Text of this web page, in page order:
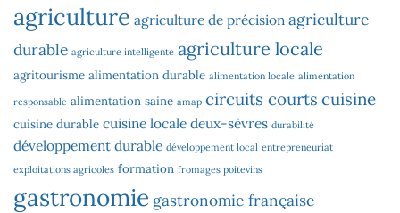
agriculture agriculture de précision agriculture
durable agriculture intelligente agriculture locale
agritourisme alimentation durable alimentation locale alimentation
responsable alimentation saine amap circuits courts cuisine
cuisine durable cuisine locale deux-sèvres durabilité
développement durable développement local entrepreneuriat
exploitations agricoles formation fromages poitevins
gastronomie gastronomie française